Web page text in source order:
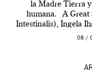
la Madre Tierra y
humana. A Great
Intestinalis), Ingela
08 /